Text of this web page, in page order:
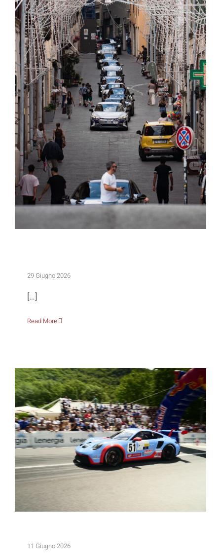
Rieti Terminillo Experience: grande
successo
29 Giugno 2026
[…]
Read More
Aperte le iscrizioni alla 61ª Rieti
Terminillo
11 Giugno 2026